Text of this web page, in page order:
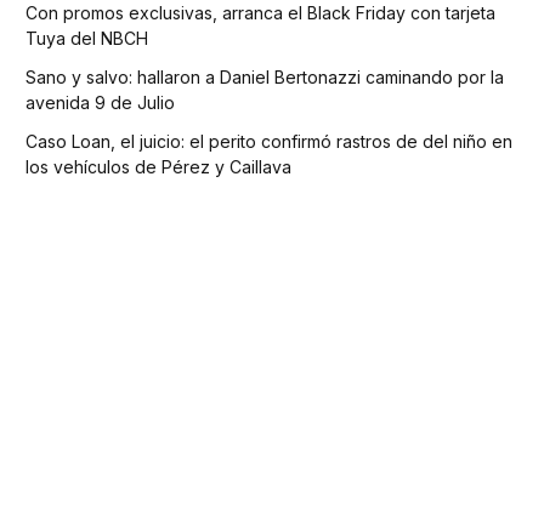
Con promos exclusivas, arranca el Black Friday con tarjeta
Tuya del NBCH
Sano y salvo: hallaron a Daniel Bertonazzi caminando por la
avenida 9 de Julio
Caso Loan, el juicio: el perito confirmó rastros de del niño en
los vehículos de Pérez y Caillava